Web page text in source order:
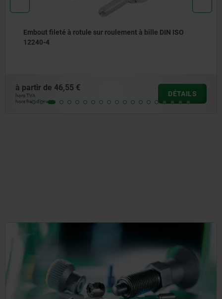
Embouts à rotule taraudés sur palier lisse, modèle
étroit, DIN ISO 12240-1 sans entretien
à partir de 10,64 €
hors TVA
hors frais d’envoi
DÉTAILS